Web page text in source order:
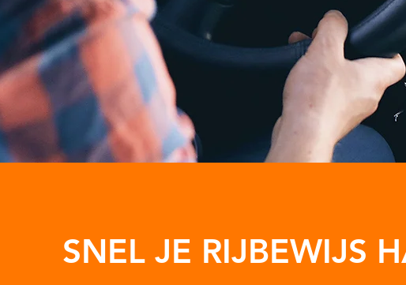
Persoonlijke begeleiding Opleidingen op maat
SNEL JE RIJBEWIJS